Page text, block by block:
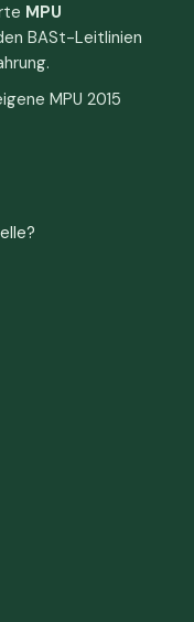
MPU
BASt-Leitlinien
MPU 2015